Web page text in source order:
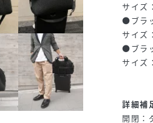
サイズ
●ブラ
サイズ
●ブラ
サイズ
詳細補
開閉：